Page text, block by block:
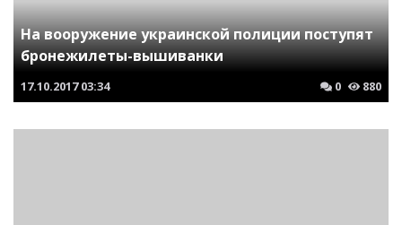
На вооружение украинской полиции поступят
бронежилеты-вышиванки
17.10.2017 03:34 0 880